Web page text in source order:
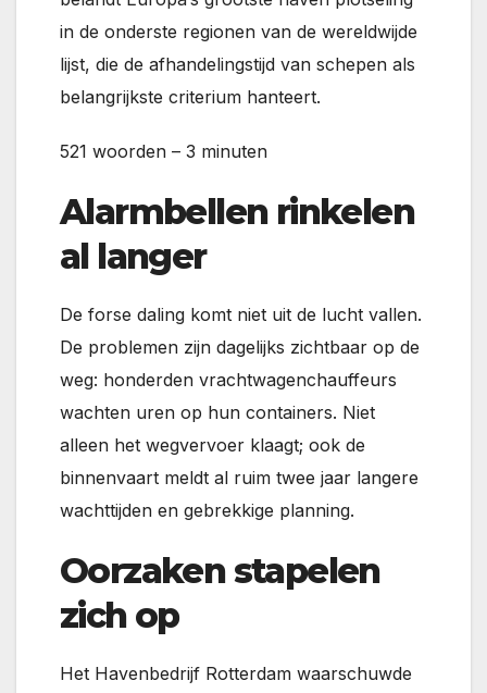
in de onderste regionen van de wereldwijde
lijst, die de afhandelingstijd van schepen als
belangrijkste criterium hanteert.
521 woorden – 3 minuten
Alarmbellen rinkelen
al langer
De forse daling komt niet uit de lucht vallen.
De problemen zijn dagelijks zichtbaar op de
weg: honderden vrachtwagenchauffeurs
wachten uren op hun containers. Niet
alleen het wegvervoer klaagt; ook de
binnenvaart meldt al ruim twee jaar langere
wachttijden en gebrekkige planning.
Oorzaken stapelen
zich op
Het Havenbedrijf Rotterdam waarschuwde